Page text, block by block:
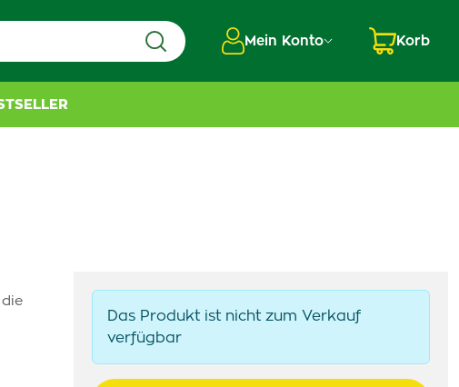
Mein Konto Korb
Das Produkt ist nicht zum Verkauf
verfügbar